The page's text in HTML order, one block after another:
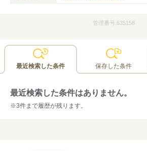
管理番号.635158
最近検索した条件 保存した条件
最近検索した条件はありません。
※3件まで履歴が残ります。